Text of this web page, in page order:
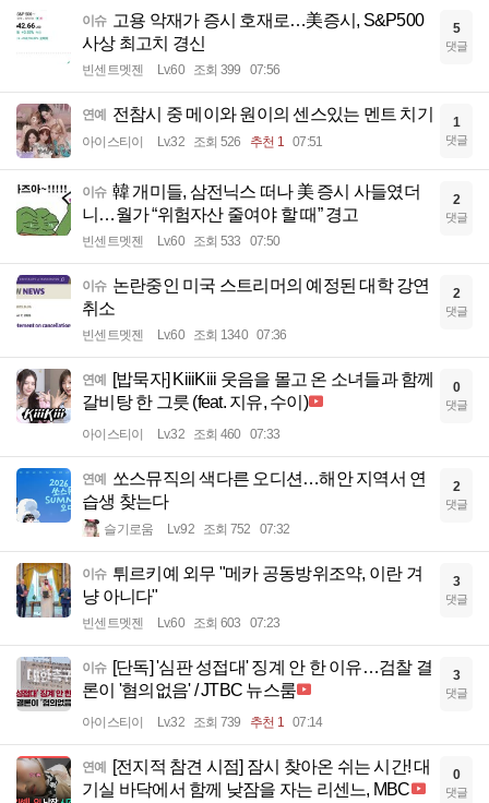
이슈 고용 악재가 증시 호재로…美증시, S&P500
사상 최고치 경신
빈센트멧젠 Lv.60 조회 399 07:56
5
댓글
연예 전참시 중 메이와 원이의 센스있는 멘트 치기
아이스티이 Lv.32 조회 526 추천 1 07:51
1
댓글
이슈 韓 개미들, 삼전닉스 떠나 美 증시 사들였더
니…월가 “위험자산 줄여야 할 때” 경고
빈센트멧젠 Lv.60 조회 533 07:50
2
댓글
이슈 논란중인 미국 스트리머의 예정된 대학 강연
취소
빈센트멧젠 Lv.60 조회 1340 07:36
2
댓글
연예 [밥묵자] KiiiKiii 웃음을 몰고 온 소녀들과 함께
갈비탕 한 그릇 (feat. 지유, 수이)
아이스티이 Lv.32 조회 460 07:33
0
댓글
연예 쏘스뮤직의 색다른 오디션…해안 지역서 연
습생 찾는다
슬기로움 Lv.92 조회 752 07:32
2
댓글
이슈 튀르키예 외무 "메카 공동방위조약, 이란 겨
냥 아니다"
빈센트멧젠 Lv.60 조회 603 07:23
3
댓글
이슈 [단독] '심판 성접대' 징계 안 한 이유…검찰 결
론이 '혐의없음' / JTBC 뉴스룸
아이스티이 Lv.32 조회 739 추천 1 07:14
3
댓글
연예 [전지적 참견 시점] 잠시 찾아온 쉬는 시간! 대
기실 바닥에서 함께 낮잠을 자는 리센느, MBC
0
댓글